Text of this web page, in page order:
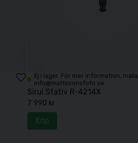
Ej i lager. För mer information, maila
info@mattssonsfoto.se
Sirui Stativ R-4214X
7 990 kr
Köp